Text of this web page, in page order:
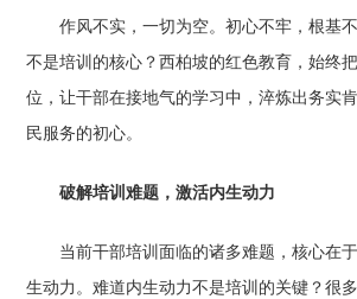
作风不实，一切为空。初心不牢，根基
不是培训的核心？西柏坡的红色教育，始终
位，让干部在接地气的学习中，淬炼出务实
民服务的初心。
破解培训难题，激活内生动力
当前干部培训面临的诸多难题，核心在
生动力。难道内生动力不是培训的关键？很